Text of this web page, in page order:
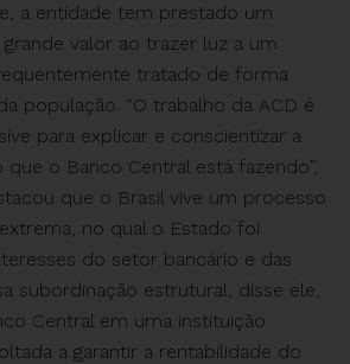
a entidade tem prestado um
valor ao trazer luz a um
tratado de forma
população. “O trabalho da ACD é
para explicar e conscientizar a
o Banco Central está fazendo”,
que o Brasil vive um processo
no qual o Estado foi
do setor bancário e das
subordinação estrutural, disse ele,
Central em uma instituição
a garantir a rentabilidade do